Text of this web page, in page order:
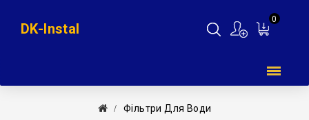
0
DK-Instal
Фільтри Для Води